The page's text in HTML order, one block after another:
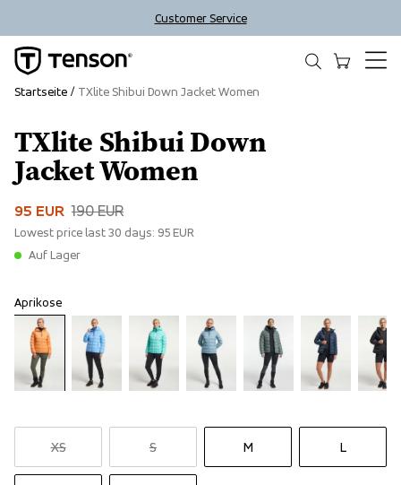
Customer Service
TXlite Shibui Down
Jacket Women
95 EUR 190 EUR
Lowest price last 30 days: 95 EUR
Auf Lager
Aprikose
XS S M L
Startseite TXlite Shibui Down Jacket Women
Sale